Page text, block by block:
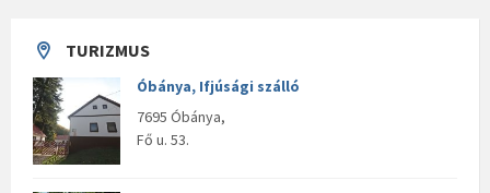
TURIZMUS
Óbánya, Ifjúsági szálló
7695 Óbánya,
Fő u. 53.